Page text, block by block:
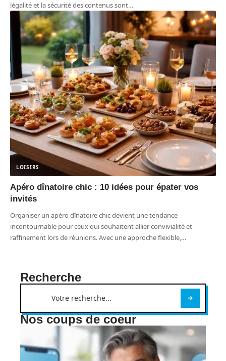
légalité et la sécurité des contenus sont…
LOISIRS
Apéro dînatoire chic : 10 idées pour épater vos
invités
Organiser un apéro dînatoire chic devient une tendance
incontournable pour ceux qui souhaitent allier convivialité et
raffinement lors de réunions. Avec une approche flexible,…
Recherche
Nos coups de coeur